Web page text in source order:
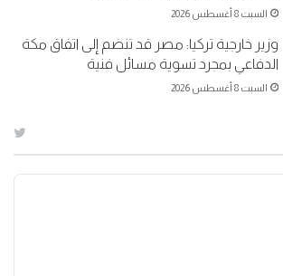
السبت 8 أغسطس 2026
وزير خارجية تركيا: مصر قد تنضم إلى اتفاق مكة
الدفاعي بمجرد تسوية مسائل فنية
السبت 8 أغسطس 2026